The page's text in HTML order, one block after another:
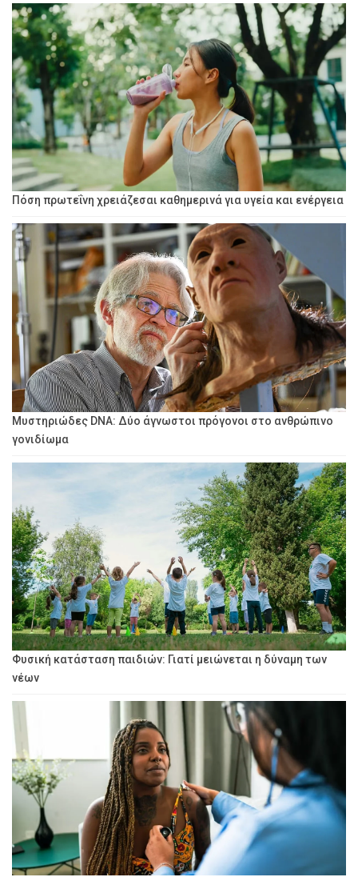
Πόση πρωτεΐνη χρειάζεσαι καθημερινά για υγεία και ενέργεια
Μυστηριώδες DNA: Δύο άγνωστοι πρόγονοι στο ανθρώπινο
γονιδίωμα
Φυσική κατάσταση παιδιών: Γιατί μειώνεται η δύναμη των
νέων